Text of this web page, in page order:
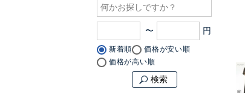
〜
新着順
価格が安い順
価格が高い順
検索